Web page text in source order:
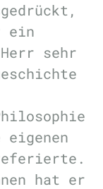
ein
sehr
hat er